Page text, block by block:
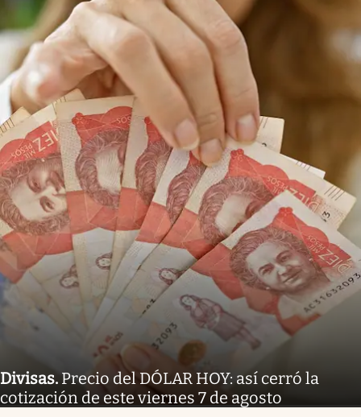
Divisas.Precio del DÓLAR HOY: así cerró la
cotización de este viernes 7 de agosto